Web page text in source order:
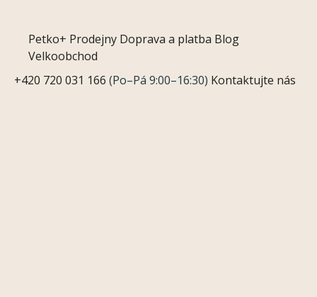
Petko+ Prodejny Doprava a platba Blog
Velkoobchod
+420 720 031 166 (Po–Pá 9:00–16:30) Kontaktujte nás